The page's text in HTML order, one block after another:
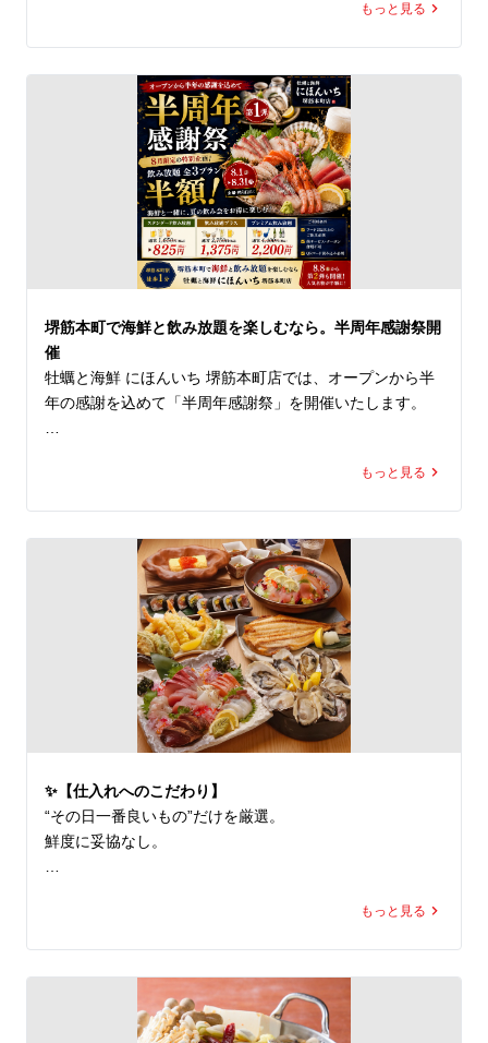
Organizers, please leave us your honest review!
📍 牡蠣と海鮮にほんいち堺筋本町店
🚉 堺筋本町駅すぐ
🦪 全国各地のブランド生牡蠣 常時7種類以上
🐟 旬魚7種以上の豪快刺身盛りが名物
🍲 牡蠣鍋・海鮮料理も豊富
🍶 宴会・接待・飲み会歓迎
🇬🇧 English Info
Premium oyster & seafood restaurant in Sakaisuji-Homm
achi, Osaka.
7+ kinds of fresh oysters daily.
もっと見る
堺筋本町で海鮮と飲み放題を楽しむなら。半周年感謝祭開
催
牡蠣と海鮮 にほんいち 堺筋本町店では、オープンから半
年の感謝を込めて「半周年感謝祭」を開催いたします。
お好みに合わせた飲み放題プランをお楽しみいただけま
仕事帰りのお食事や会社宴会、ご友人との飲み会など、こ
の夏のさまざまなシーンにぜひご利用ください。
8月1日（土）～8月31日（月）
※金曜日・祝前日は対象外
※フード2品以上のご注文必須
※QRコード読み込み必須
もっと見る
✨【仕入れへのこだわり】
“その日一番良いもの”だけを厳選。
鮮度に妥協なし。
✨ We focus on freshness every day.
Your review helps us grow!
もっと見る